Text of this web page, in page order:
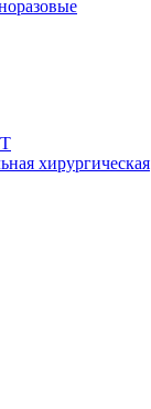
хирургическая